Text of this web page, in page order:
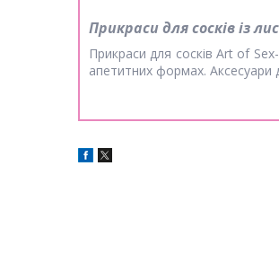
Прикраси для сосків із
Прикраси для сосків Art of
апетитних формах. Аксесуари